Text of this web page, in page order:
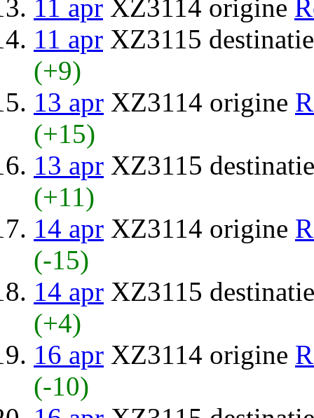
11 apr XZ3114 origine
11 apr XZ3115
(+9)
13 apr XZ3114 origine
(+15)
13 apr XZ3115
(+11)
14 apr XZ3114 origine
(-15)
14 apr XZ3115
(+4)
16 apr XZ3114 origine
(-10)